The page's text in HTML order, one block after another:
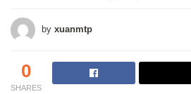
by xuanmtp
0
SHARES